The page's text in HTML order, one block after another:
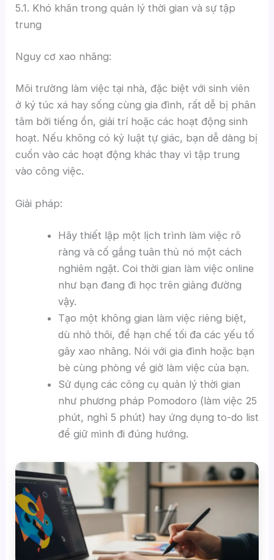
5.1. Khó khăn trong quản lý thời gian và sự tập
trung
Nguy cơ xao nhãng:
Môi trường làm việc tại nhà, đặc biệt với sinh viên
ở ký túc xá hay sống cùng gia đình, rất dễ bị phân
tâm bởi tiếng ồn, giải trí hoặc các hoạt động sinh
hoạt. Nếu không có kỷ luật tự giác, bạn dễ dàng bị
cuốn vào các hoạt động khác thay vì tập trung
vào công việc.
Giải pháp:
Hãy thiết lập một lịch trình làm việc rõ
ràng và cố gắng tuân thủ nó một cách
nghiêm ngặt. Coi thời gian làm việc online
như bạn đang đi học trên giảng đường
vậy.
Tạo một không gian làm việc riêng biệt,
dù nhỏ thôi, để hạn chế tối đa các yếu tố
gây xao nhãng. Nói với gia đình hoặc bạn
bè cùng phòng về giờ làm việc của bạn.
Sử dụng các công cụ quản lý thời gian
như phương pháp Pomodoro (làm việc 25
phút, nghỉ 5 phút) hay ứng dụng to-do list
để giữ mình đi đúng hướng.